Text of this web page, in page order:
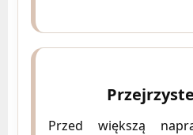
Przed większą